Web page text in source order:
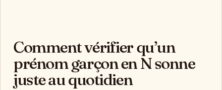
Comment vérifier qu’un
prénom garçon en N sonne
juste au quotidien